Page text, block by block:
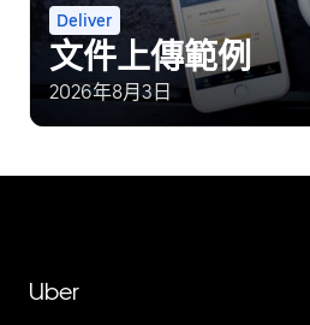
Deliver
文件上傳範例
2026年8月3日
Uber